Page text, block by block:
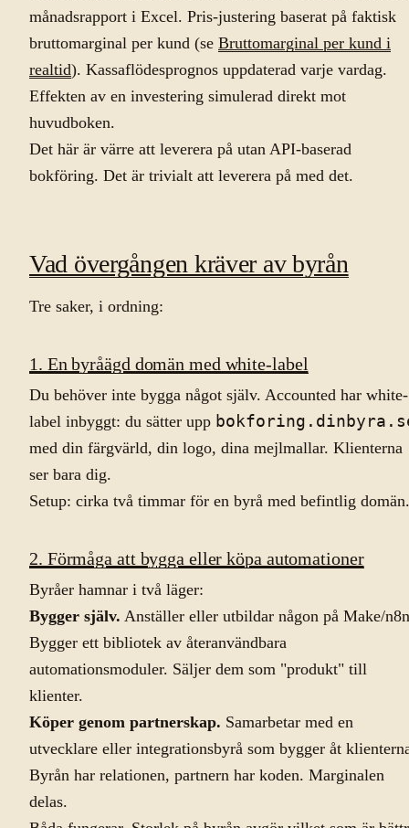
månadsrapport i Excel. Pris-justering baserat på faktisk
bruttomarginal per kund (se Bruttomarginal per kund i
realtid). Kassaflödesprognos uppdaterad varje vardag.
Effekten av en investering simulerad direkt mot
huvudboken.
Det här är värre att leverera på utan API-baserad
bokföring. Det är trivialt att leverera på med det.
Vad övergången kräver av byrån
Tre saker, i ordning:
1. En byråägd domän med white-label
Du behöver inte bygga något själv. Accounted har white-
label inbyggt: du sätter upp
med din färgvärld, din logo, dina mejlmallar. Klienterna
ser bara dig.
Setup: cirka två timmar för en byrå med befintlig domän.
2. Förmåga att bygga eller köpa automationer
Byråer hamnar i två läger:
Bygger själv. Anställer eller utbildar någon på Make/
Bygger ett bibliotek av återanvändbara
automationsmoduler. Säljer dem som "produkt" till
klienter.
Köper genom partnerskap. Samarbetar med en
utvecklare eller integrationsbyrå som bygger åt
Byrån har relationen, partnern har koden. Marginalen
delas.